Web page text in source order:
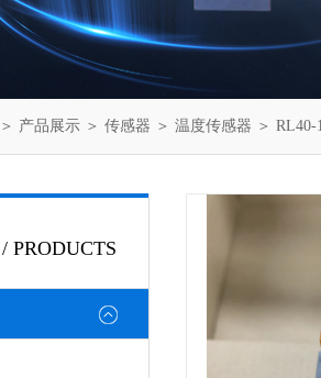
＞ 产品展示 ＞ 传感器 ＞ 温度传感器 ＞
/ PRODUCTS